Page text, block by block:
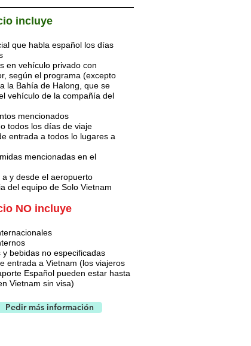
incluye
que habla español los días
en vehículo privado con
según el programa (excepto
la Bahía de Halong, que se
vehículo de la compañía del
mencionados
todos los días de viaje
entrada a todos lo lugares a
mencionadas en el
a y desde el aeropuerto
del equipo de Solo Vietnam
NO incluye
y bebidas no especificadas
entrada a Vietnam (los viajeros
Español pueden estar hasta
Vietnam sin visa)
Pedir más información